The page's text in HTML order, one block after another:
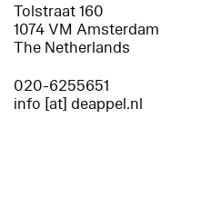
Tolstraat 160
1074 VM Amsterdam
The Netherlands
020-6255651
info [at] deappel.nl